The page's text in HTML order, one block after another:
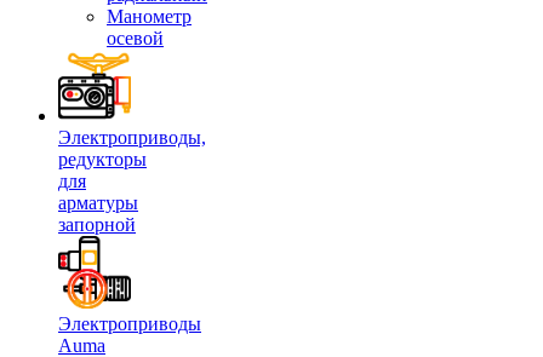
Манометр
осевой
Электроприводы,
редукторы
для
арматуры
запорной
Электроприводы
Auma